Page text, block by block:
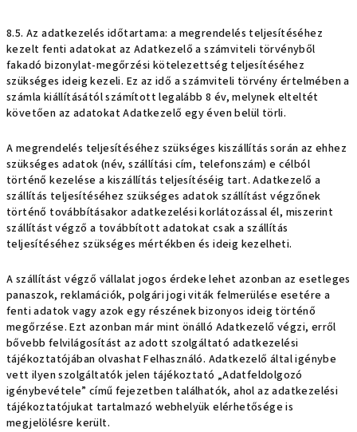
8.5. Az adatkezelés időtartama: a megrendelés teljesítéséhez
kezelt fenti adatokat az Adatkezelő a számviteli törvényből
fakadó bizonylat-megőrzési kötelezettség teljesítéséhez
szükséges ideig kezeli. Ez az idő a számviteli törvény értelmében a
számla kiállításától számított legalább 8 év, melynek elteltét
követően az adatokat Adatkezelő egy éven belül törli.
A megrendelés teljesítéséhez szükséges kiszállítás során az ehhez
szükséges adatok (név, szállítási cím, telefonszám) e célból
történő kezelése a kiszállítás teljesítéséig tart. Adatkezelő a
szállítás teljesítéséhez szükséges adatok szállítást végzőnek
történő továbbításakor adatkezelési korlátozással él, miszerint
szállítást végző a továbbított adatokat csak a szállítás
teljesítéséhez szükséges mértékben és ideig kezelheti.
A szállítást végző vállalat jogos érdeke lehet azonban az esetleges
panaszok, reklamációk, polgári jogi viták felmerülése esetére a
fenti adatok vagy azok egy részének bizonyos ideig történő
megőrzése. Ezt azonban már mint önálló Adatkezelő végzi, erről
bővebb felvilágosítást az adott szolgáltató adatkezelési
tájékoztatójában olvashat Felhasználó. Adatkezelő által igénybe
vett ilyen szolgáltatók jelen tájékoztató „Adatfeldolgozó
igénybevétele” című fejezetben találhatók, ahol az adatkezelési
tájékoztatójukat tartalmazó webhelyük elérhetősége is
megjelölésre került.